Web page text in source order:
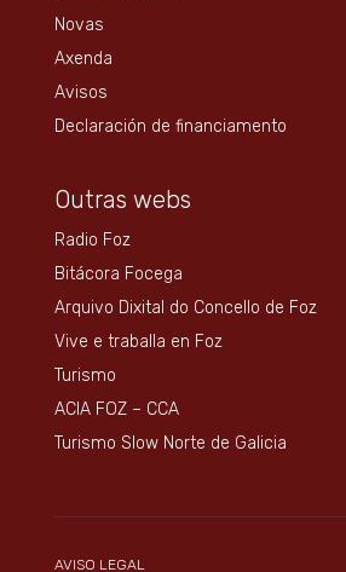
Novas
Axenda
Avisos
Declaración de financiamento
Outras webs
Radio Foz
Bitácora Focega
Arquivo Dixital do Concello de Foz
Vive e traballa en Foz
Turismo
ACIA FOZ – CCA
Turismo Slow Norte de Galicia
AVISO LEGAL